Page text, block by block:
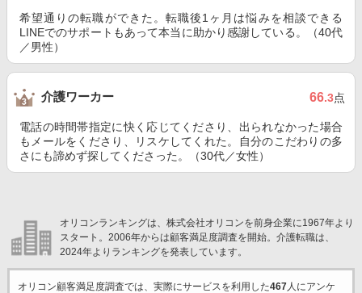
希望通りの転職ができた。転職後1ヶ月は悩みを相談できる
LINEでのサポートもあって本当に助かり感謝している。（40代
／男性）
介護ワーカー 66.3点
電話の時間帯指定に快く応じてくださり、出られなかった場合
もメールをくださり、リスケしてくれた。自分のこだわりの多
さにも諦めず探してくださった。（30代／女性）
オリコンランキングは、株式会社オリコンを前身企業に1967年より
スタート。2006年からは顧客満足度調査を開始。介護転職は、
2024年よりランキングを発表しています。
オリコン顧客満足度調査では、実際にサービスを利用した467人にアンケ